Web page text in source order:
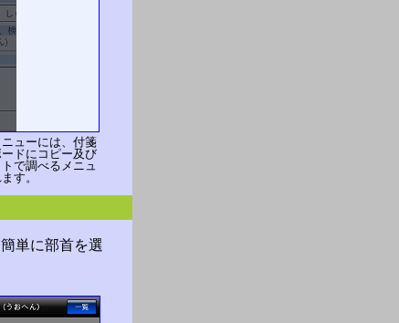
ューには、付箋
ドにコピー及び
で調べるメニュ
す。
単に部首を選